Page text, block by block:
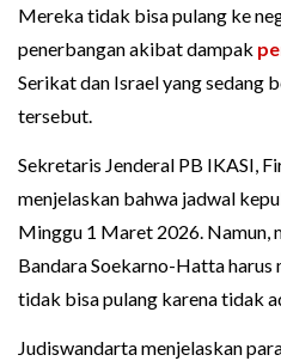
Mereka tidak bisa pulang ke
penerbangan akibat dampak
Serikat dan Israel yang sedang
tersebut.
Sekretaris Jenderal PB IKASI,
menjelaskan bahwa jadwal
Minggu 1 Maret 2026. Namun,
Bandara Soekarno-Hatta harus
tidak bisa pulang karena tidak
Judiswandarta menjelaskan